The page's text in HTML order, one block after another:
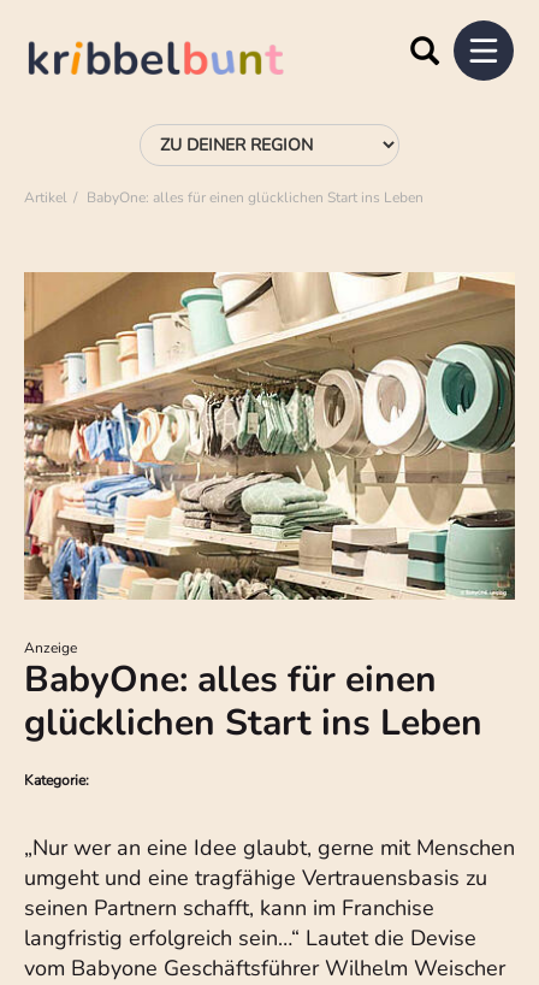
Artikel BabyOne: alles für einen glücklichen Start ins Leben
Anzeige
BabyOne: alles für einen
glücklichen Start ins Leben
Kategorie:
„Nur wer an eine Idee glaubt, gerne mit Menschen
umgeht und eine tragfähige Vertrauensbasis zu
seinen Partnern schafft, kann im Franchise
langfristig erfolgreich sein…“ Lautet die Devise
vom Babyone Geschäftsführer Wilhelm Weischer